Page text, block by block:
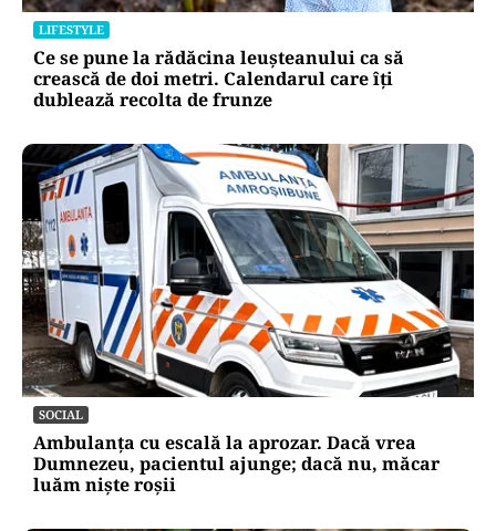
LIFESTYLE
Ce se pune la rădăcina leușteanului ca să
crească de doi metri. Calendarul care îți
dublează recolta de frunze
SOCIAL
Ambulanța cu escală la aprozar. Dacă vrea
Dumnezeu, pacientul ajunge; dacă nu, măcar
luăm niște roșii